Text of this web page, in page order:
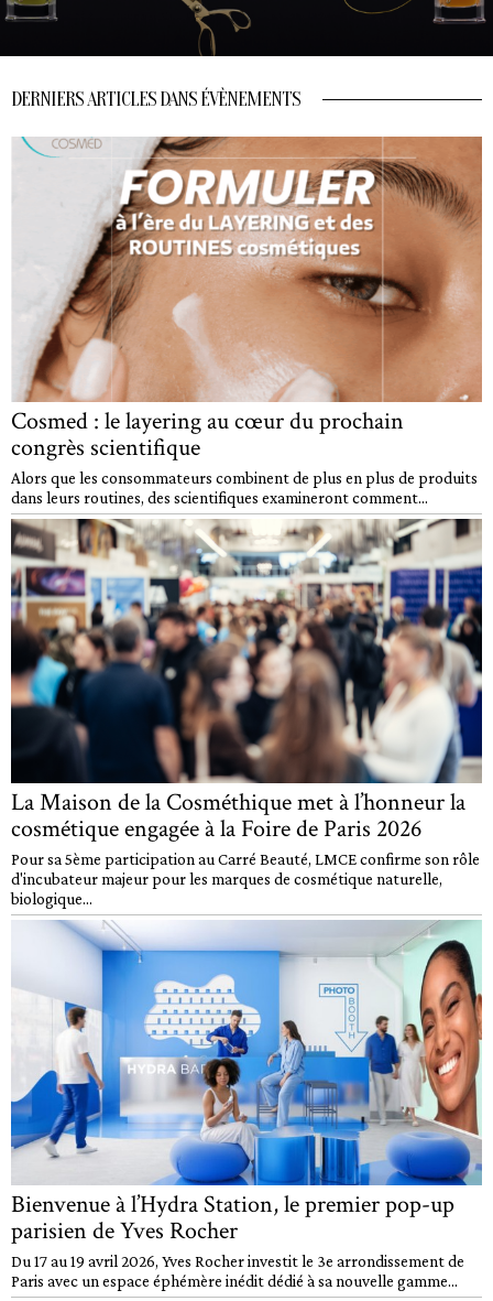
DERNIERS ARTICLES DANS ÉVÈNEMENTS
Cosmed : le layering au cœur du prochain
congrès scientifique
Alors que les consommateurs combinent de plus en plus de produits
dans leurs routines, des scientifiques examineront comment...
La Maison de la Cosméthique met à l’honneur la
cosmétique engagée à la Foire de Paris 2026
Pour sa 5ème participation au Carré Beauté, LMCE confirme son rôle
d'incubateur majeur pour les marques de cosmétique naturelle,
biologique...
Bienvenue à l’Hydra Station, le premier pop-up
parisien de Yves Rocher
Du 17 au 19 avril 2026, Yves Rocher investit le 3e arrondissement de
Paris avec un espace éphémère inédit dédié à sa nouvelle gamme...